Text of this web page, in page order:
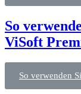
So
ViSoft
So verwenden